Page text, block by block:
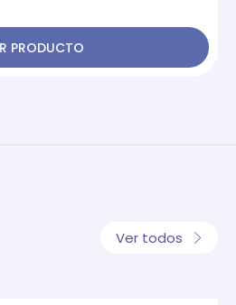
PRODUCTO
Ver todos